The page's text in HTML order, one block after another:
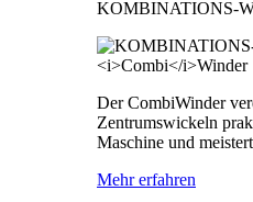
KOMBINATIONS-
Der CombiWinder
Zentrumswickeln
Maschine und
Mehr erfahren